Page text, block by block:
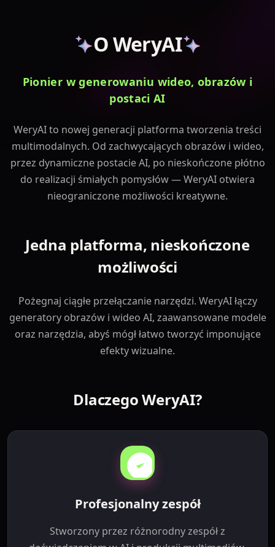
O WeryAI
Pionier w generowaniu wideo, obrazów i
postaci AI
WeryAI to nowej generacji platforma tworzenia treści
multimodalnych. Od zachwycających obrazów i wideo,
przez dynamiczne postacie AI, po nieskończone płótno
do realizacji śmiałych pomysłów — WeryAI otwiera
nieograniczone możliwości kreatywne.
Jedna platforma, nieskończone
możliwości
Pożegnaj ciągłe przełączanie narzędzi. WeryAI łączy
generatory obrazów i wideo AI, zaawansowane modele
oraz narzędzia, abyś mógł łatwo tworzyć imponujące
efekty wizualne.
Dlaczego WeryAI?
Profesjonalny zespół
Stworzony przez różnorodny zespół z